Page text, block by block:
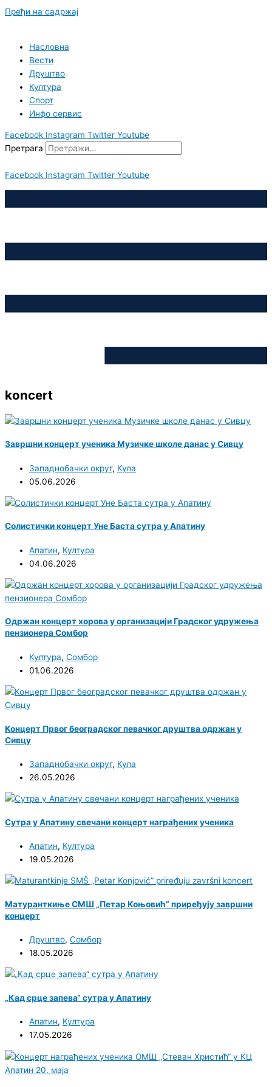
Пређи на садржај
Насловна
Вести
Друштво
Култура
Спорт
Инфо сервис
Facebook Instagram Twitter Youtube
Претрага
Facebook Instagram Twitter Youtube
koncert
Завршни концерт ученика Музичке школе данас у Сивцу
Западнобачки округ, Кула
05.06.2026
Солистички концерт Уне Баста сутра у Апатину
Апатин, Култура
04.06.2026
Одржан концерт хорова у организацији Градског удружења
пензионера Сомбор
Култура, Сомбор
01.06.2026
Концерт Првог београдског певачког друштва одржан у
Сивцу
Западнобачки округ, Кула
26.05.2026
Сутра у Апатину свечани концерт награђених ученика
Апатин, Култура
19.05.2026
Матуранткиње СМШ „Петар Коњовић” приређују завршни
концерт
Друштво, Сомбор
18.05.2026
„Кад срце запева“ сутра у Апатину
Апатин, Култура
17.05.2026